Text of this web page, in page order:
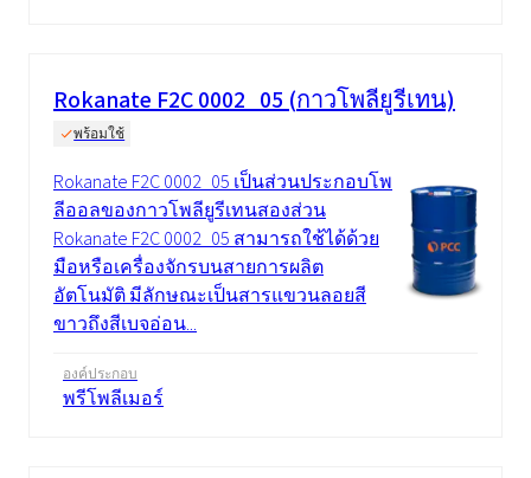
Rokanate F2C 0002_05 (กาวโพลียูรีเทน)
พร้อมใช้
Rokanate F2C 0002_05 เป็นส่วนประกอบโพ
ลีออลของกาวโพลียูรีเทนสองส่วน
Rokanate F2C 0002_05 สามารถใช้ได้ด้วย
มือหรือเครื่องจักรบนสายการผลิต
อัตโนมัติ มีลักษณะเป็นสารแขวนลอยสี
ขาวถึงสีเบจอ่อน...
องค์ประกอบ
พรีโพลีเมอร์